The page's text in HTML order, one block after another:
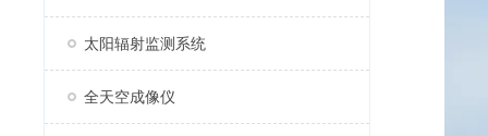
太阳辐射监测系统
全天空成像仪